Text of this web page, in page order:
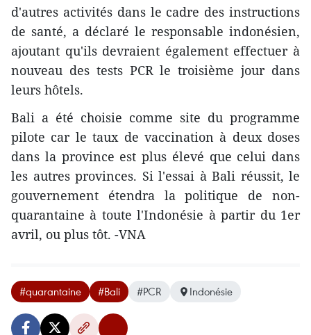
d'autres activités dans le cadre des instructions
de santé, a déclaré le responsable indonésien,
ajoutant qu'ils devraient également effectuer à
nouveau des tests PCR le troisième jour dans
leurs hôtels.
Bali a été choisie comme site du programme
pilote car le taux de vaccination à deux doses
dans la province est plus élevé que celui dans
les autres provinces. Si l'essai à Bali réussit, le
gouvernement étendra la politique de non-
quarantaine à toute l'Indonésie à partir du 1er
avril, ou plus tôt. -VNA
#quarantaine #Bali #PCR Indonésie